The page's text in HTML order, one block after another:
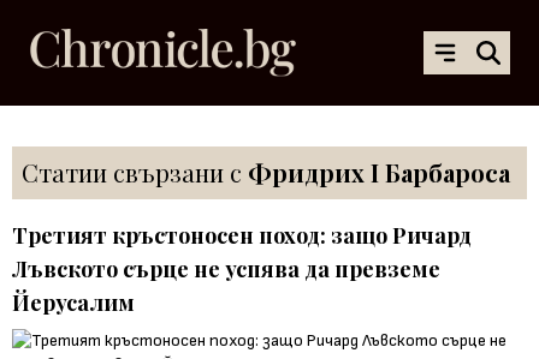
Статии свързани с Фридрих I Барбароса
Третият кръстоносен поход: защо Ричард
Лъвското сърце не успява да превземе
Йерусалим